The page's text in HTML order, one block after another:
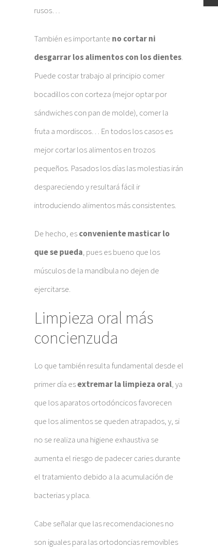
rusos…
También es importante no cortar ni
desgarrar los alimentos con los dientes.
Puede costar trabajo al principio comer
bocadillos con corteza (mejor optar por
sándwiches con pan de molde), comer la
fruta a mordiscos… En todos los casos es
mejor cortar los alimentos en trozos
pequeños. Pasados los días las molestias irán
despareciendo y resultará fácil ir
introduciendo alimentos más consistentes.
De hecho, esconveniente masticar lo
que se pueda, pues es bueno que los
músculos de la mandíbula no dejen de
ejercitarse.
Limpieza oral más
concienzuda
Lo que también resulta fundamental desde el
primer día esextremar la limpieza oral, ya
que los aparatos ortodóncicos favorecen
que los alimentos se queden atrapados, y, si
no se realiza una higiene exhaustiva se
aumenta el riesgo de padecer caries durante
el tratamiento debido a la acumulación de
bacterias y placa.
Cabe señalar que las recomendaciones no
son iguales para las ortodoncias removibles